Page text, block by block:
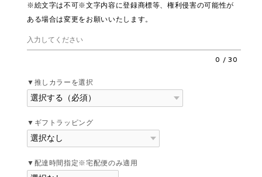
※絵文字は不可※文字内容に登録商標等、権利侵害の可能性が
ある場合は変更をお願いいたします。
0 / 30
▼推しカラーを選択
▼ギフトラッピング
▼配達時間指定※宅配便のみ適用